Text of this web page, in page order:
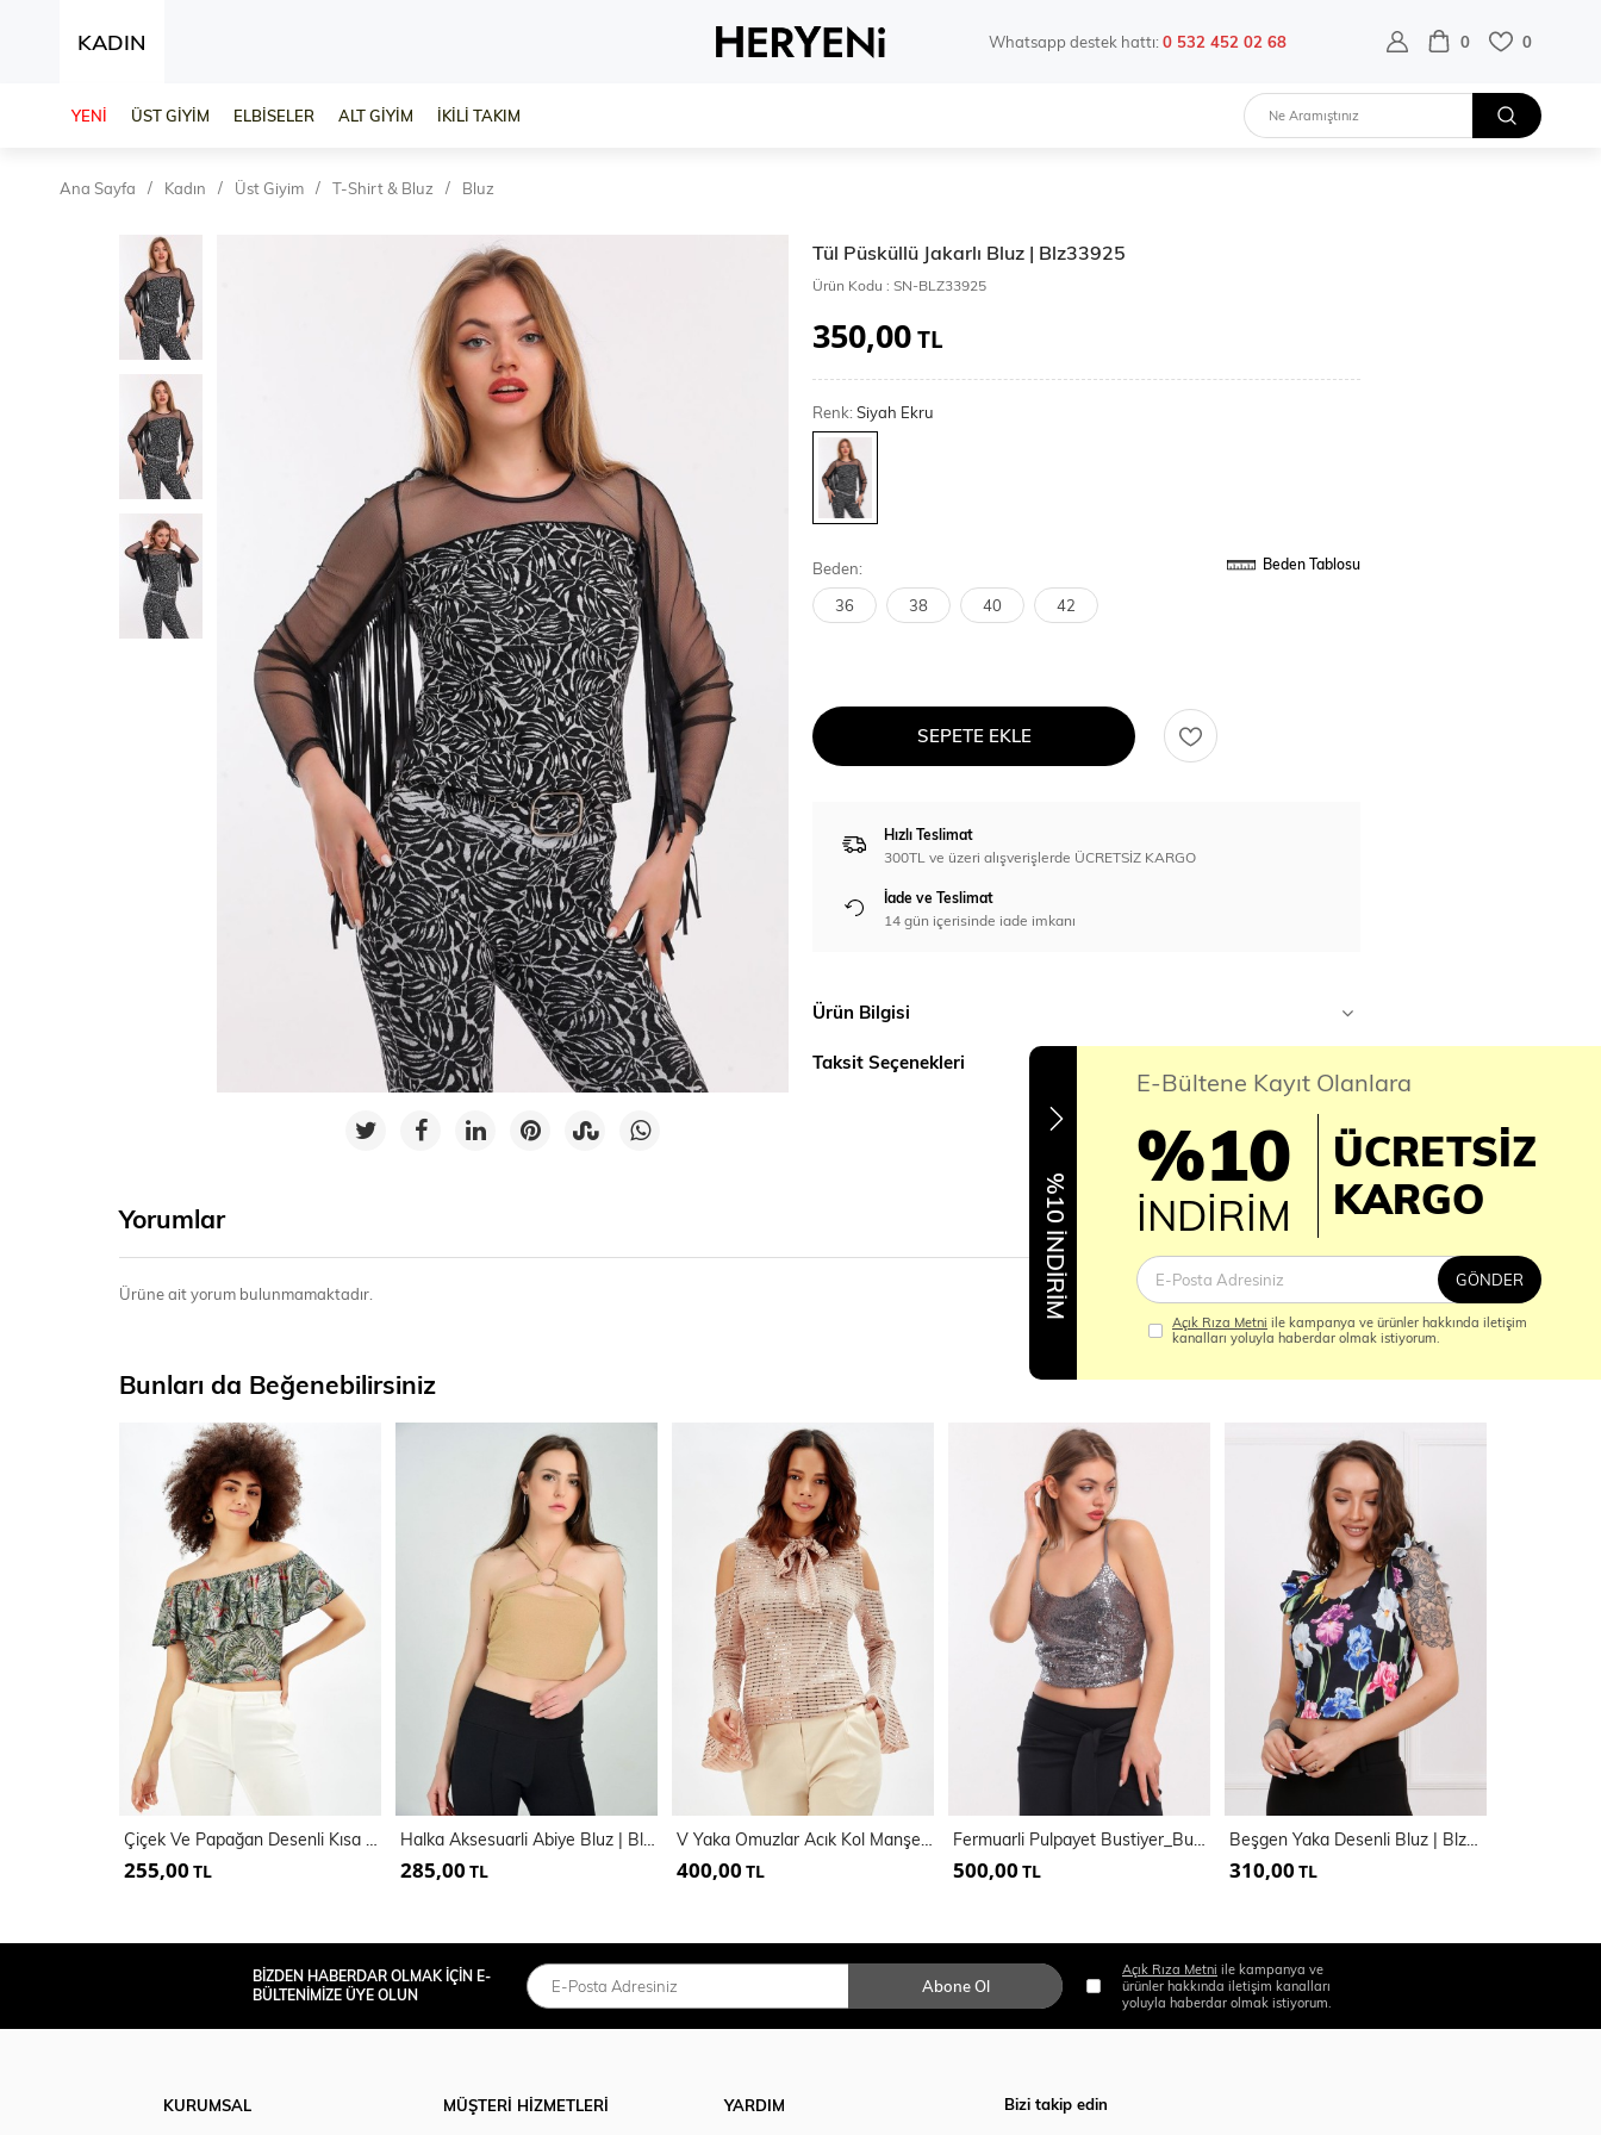
KADIN Whatsapp destek hattı:0 532 452 02 68 0 0
YENİ ÜST GİYİM ELBİSELER ALT GİYİM İKİLİ TAKIM
Ana Sayfa Kadın Üst Giyim T-Shirt & Bluz Bluz
Tül Püsküllü Jakarlı Bluz | Blz33925
Ürün Kodu : SN-BLZ33925
350,00TL
Renk:Siyah Ekru
Beden: Beden Tablosu
36 38 40 42
SEPETE EKLE
Hızlı Teslimat
300TL ve üzeri alışverişlerde ÜCRETSİZ KARGO
İade ve Teslimat
14 gün içerisinde iade imkanı
Ürün Bilgisi
Taksit Seçenekleri
Yorumlar
Ürüne ait yorum bulunmamaktadır.
Bunları da Beğenebilirsiniz
Çiçek Ve Papağan Desenli Kısa Volanlı Bluz
255,00 TL
Halka Aksesuarli Abiye Bluz | Blz14719
285,00 TL
V Yaka Omuzlar Acık Kol Manşetleri Volanlu Buzi Payet Bluz_Blz32398
400,00 TL
Fermuarli Pulpayet Bustiyer_Bus32289
500,00 TL
Beşgen Yaka Desenli Bluz | Blz33441
310,00 TL
%10 İNDİRİM
E-Bültene Kayıt Olanlara
%10
İNDİRİM
ÜCRETSİZ
KARGO
GÖNDER
Açık Rıza Metni ile kampanya ve ürünler hakkında iletişim
kanalları yoluyla haberdar olmak istiyorum.
BİZDEN HABERDAR OLMAK İÇİN E-
BÜLTENİMİZE ÜYE OLUN
Abone Ol
Açık Rıza Metni ile kampanya ve
ürünler hakkında iletişim kanalları
yoluyla haberdar olmak istiyorum.
KURUMSAL
MÜŞTERİ HİZMETLERİ
YARDIM
Bizi takip edin